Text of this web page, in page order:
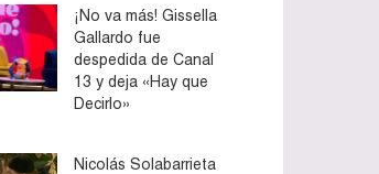
¡No va más! Gissella
Gallardo fue
despedida de Canal
13 y deja «Hay que
Decirlo»
Nicolás Solabarrieta